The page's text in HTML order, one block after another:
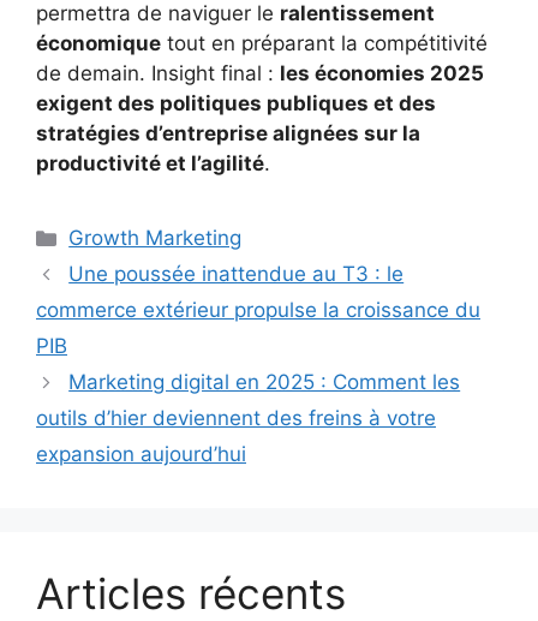
permettra de naviguer le ralentissement
économique tout en préparant la compétitivité
de demain. Insight final : les économies 2025
exigent des politiques publiques et des
stratégies d’entreprise alignées sur la
productivité et l’agilité.
Catégories
Growth Marketing
Une poussée inattendue au T3 : le
commerce extérieur propulse la croissance du
PIB
Marketing digital en 2025 : Comment les
outils d’hier deviennent des freins à votre
expansion aujourd’hui
Articles récents